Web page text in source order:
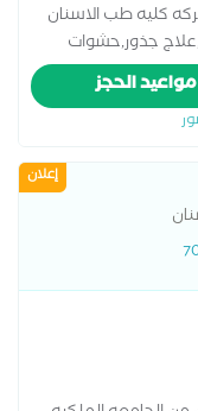
كليه طب الاسنان
جذور,حشوات
بالغين,زراعه
الأسنان،
تأهيلها
يقدم خدمات
التسوس، واستبدال
الأسنان
علاج العصب، مع
حديثة تضمن
دقيقة تبدأ
كل حالة، مع
وتحقيق
مواعيد الحجز
إعلان